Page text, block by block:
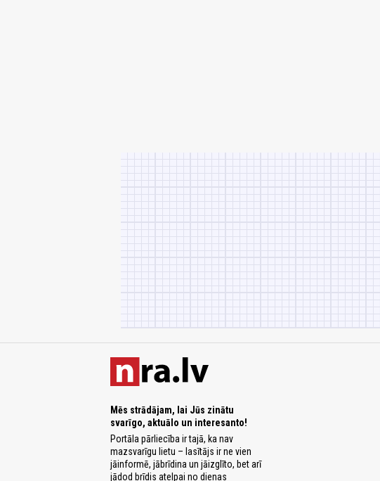
Mēs strādājam, lai Jūs zinātu
svarīgo, aktuālo un interesanto!
Portāla pārliecība ir tajā, ka nav
mazsvarīgu lietu – lasītājs ir ne vien
jāinformē, jābrīdina un jāizglīto, bet arī
jādod brīdis atelpai no dienas